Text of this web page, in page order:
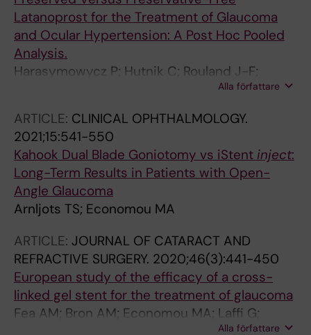
Latanoprost for the Treatment of Glaucoma
and Ocular Hypertension: A Post Hoc Pooled
Analysis.
Harasymowycz P; Hutnik C; Rouland J-F;
Negrete FJM; Economou MA; Denis P;Alla författare
ARTICLE: CLINICAL OPHTHALMOLOGY.
2021;15:541-550
Kahook Dual Blade Goniotomy vs iStent inject:
Long-Term Results in Patients with Open-
Angle Glaucoma
Arnljots TS; Economou MA
ARTICLE: JOURNAL OF CATARACT AND
REFRACTIVE SURGERY. 2020;46(3):441-450
European study of the efficacy of a cross-
linked gel stent for the treatment of glaucoma
Fea AM; Bron AM; Economou MA; Laffi G;
Alla författare